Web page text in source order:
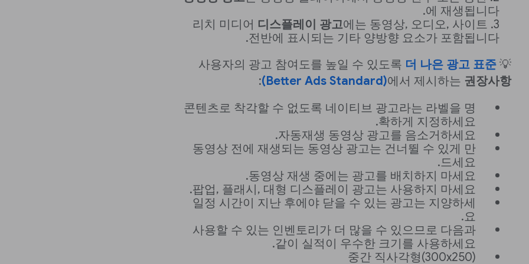
에 재생됩니다.
리치 미디어 디스플레이 광고에는 동영상, 오디오, 사이트
전반에 표시되는 기타 양방향 요소가 포함됩니다.
💡 사용자의 광고 참여도를 높일 수 있도록
더 나은 광고 표준
(Better Ads Standard)에서 제시하는 권장사항
:
콘텐츠로 착각할 수 없도록 네이티브 광고라는 라벨을 명
확하게 지정하세요.
자동재생 동영상 광고를 음소거하세요.
동영상 전에 재생되는 동영상 광고는 건너뛸 수 있게 만
드세요.
동영상 재생 중에는 광고를 배치하지 마세요.
팝업, 플래시, 대형 디스플레이 광고는 사용하지 마세요.
일정 시간이 지난 후에야 닫을 수 있는 광고는 지양하세
요.
사용할 수 있는 인벤토리가 더 많을 수 있으므로 다음과
같이 실적이 우수한 크기를 사용하세요.
중간 직사각형(300x250)